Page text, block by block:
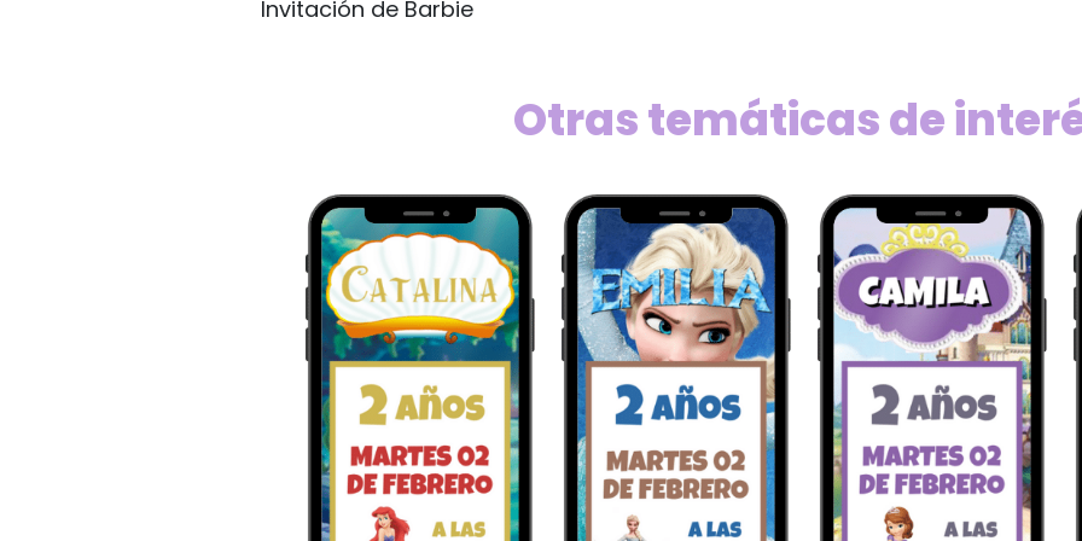
Invitación de Barbie
Otras temáticas de